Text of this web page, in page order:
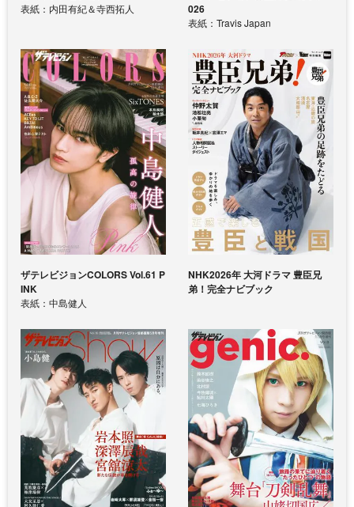
表紙：内田有紀＆寺西拓人
026
表紙：Travis Japan
ザテレビジョンCOLORS Vol.61 P
INK
表紙：中島健人
NHK2026年 大河ドラマ 豊臣兄
弟！完全ナビブック